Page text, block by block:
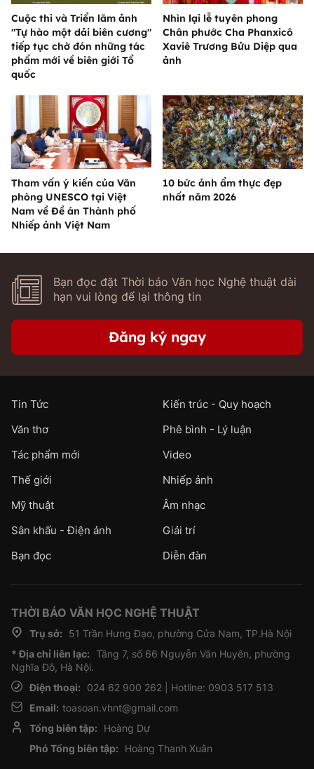
Cuộc thi và Triển lãm ảnh
"Tự hào một dải biên cương"
tiếp tục chờ đón những tác
phẩm mới về biên giới Tổ
quốc
Nhìn lại lễ tuyên phong
Chân phước Cha Phanxicô
Xaviê Trương Bửu Diệp qua
ảnh
Tham vấn ý kiến của Văn
phòng UNESCO tại Việt
Nam về Đề án Thành phố
Nhiếp ảnh Việt Nam
10 bức ảnh ẩm thực đẹp
nhất năm 2026
Bạn đọc đặt Thời báo Văn học Nghệ thuật dài
hạn vui lòng để lại thông tin
Đăng ký ngay
Tin Tức
Kiến trúc - Quy hoạch
Văn thơ
Phê bình - Lý luận
Tác phẩm mới
Video
Thế giới
Nhiếp ảnh
Mỹ thuật
Âm nhạc
Sân khấu - Điện ảnh
Giải trí
Bạn đọc
Diễn đàn
THỜI BÁO VĂN HỌC NGHỆ THUẬT
Trụ sở:
51 Trần Hưng Đạo, phường Cửa Nam, TP.Hà Nội
* Địa chỉ liên lạc: Tầng 7, số 66 Nguyễn Văn Huyên, phường
Nghĩa Đô, Hà Nội.
Điện thoại:
024 62 900 262 | Hotline: 0903 517 513
Email: toasoan.vhnt@gmail.com
Tổng biên tập:
Hoàng Dự
Phó Tổng biên tập:
Hoàng Thanh Xuân